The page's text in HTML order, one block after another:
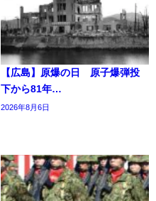
【広島】原爆の日 原子爆弾投
下から81年…
2026年8月6日